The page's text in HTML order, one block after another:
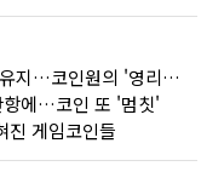
700억 절감·경영권 유지…코인원의 '영리한 딜'
항에…코인 또 '멈칫'
게임코인들